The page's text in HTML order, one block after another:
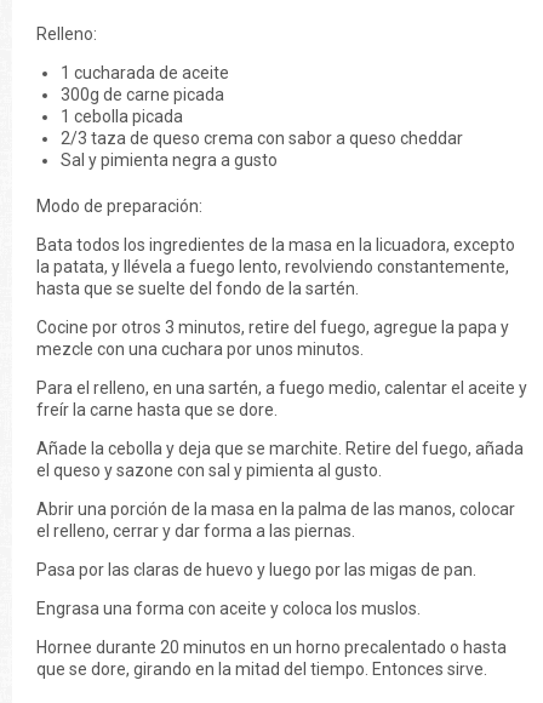
Relleno:
1 cucharada de aceite
300g de carne picada
1 cebolla picada
2/3 taza de queso crema con sabor a queso cheddar
Sal y pimienta negra a gusto
Modo de preparación:
Bata todos los ingredientes de la masa en la licuadora, excepto
la patata, y llévela a fuego lento, revolviendo constantemente,
hasta que se suelte del fondo de la sartén.
Cocine por otros 3 minutos, retire del fuego, agregue la papa y
mezcle con una cuchara por unos minutos.
Para el relleno, en una sartén, a fuego medio, calentar el aceite y
freír la carne hasta que se dore.
Añade la cebolla y deja que se marchite. Retire del fuego, añada
el queso y sazone con sal y pimienta al gusto.
Abrir una porción de la masa en la palma de las manos, colocar
el relleno, cerrar y dar forma a las piernas.
Pasa por las claras de huevo y luego por las migas de pan.
Engrasa una forma con aceite y coloca los muslos.
Hornee durante 20 minutos en un horno precalentado o hasta
que se dore, girando en la mitad del tiempo. Entonces sirve.